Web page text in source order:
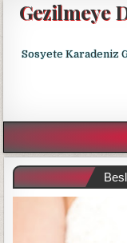
Gezilmeye
Sosyete Karadeniz